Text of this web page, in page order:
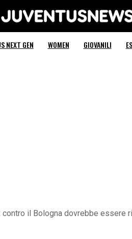
Juventus News 24
NEXT GEN WOMEN GIOVANILI
contro il Bologna dovrebbe